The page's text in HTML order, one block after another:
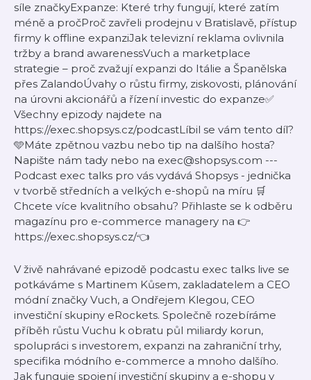
síle značkyExpanze: Které trhy fungují, které zatím
méně a pročProč zavřeli prodejnu v Bratislavě, přístup
firmy k offline expanziJak televizní reklama ovlivnila
tržby a brand awarenessVuch a marketplace
strategie – proč zvažují expanzi do Itálie a Španělska
přes ZalandoÚvahy o růstu firmy, ziskovosti, plánování
na úrovni akcionářů a řízení investic do expanze✅
Všechny epizody najdete na
https://exec.shopsys.cz/podcastLíbil se vám tento díl?
🩵Máte zpětnou vazbu nebo tip na dalšího hosta?
Napište nám tady nebo na exec@shopsys.com ---
Podcast exec talks pro vás vydává Shopsys - jednička
v tvorbě středních a velkých e-shopů na míru 🛒
Chcete více kvalitního obsahu? Přihlaste se k odběru
magazínu pro e-commerce managery na 👉
https://exec.shopsys.cz/👈
V živě nahrávané epizodě podcastu exec talks live se
potkáváme s Martinem Kůsem, zakladatelem a CEO
módní značky Vuch, a Ondřejem Klegou, CEO
investiční skupiny eRockets. Společně rozebíráme
příběh růstu Vuchu k obratu půl miliardy korun,
spolupráci s investorem, expanzi na zahraniční trhy,
specifika módního e-commerce a mnoho dalšího.
Jak funguje spojení investiční skupiny a e-shopu v